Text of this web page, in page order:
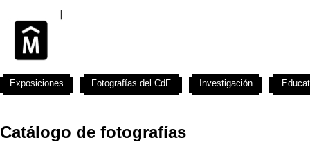
Catálogo de fotografías
Exposiciones Fotografías del CdF Investigación